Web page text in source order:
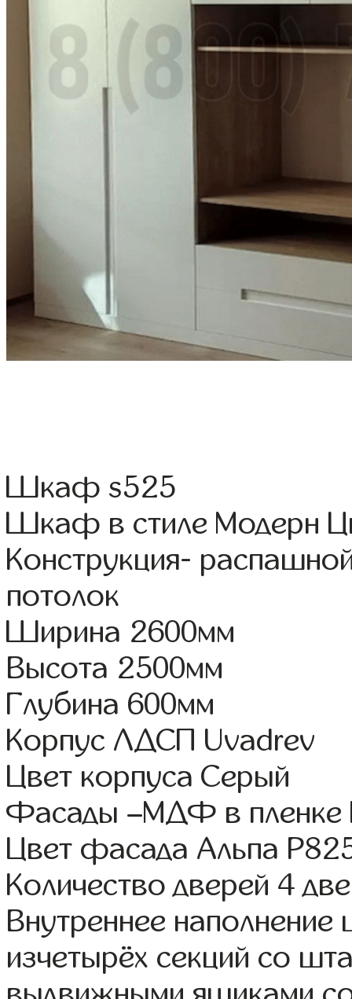
Шкаф s525
Шкаф в стиле Модерн
Конструкция-
потолок
Ширина 2600мм
Высота 2500мм
Глубина 600мм
Корпус ЛДСП Uvadrev
Цвет корпуса Серый
Фасады –МДФ в пленке
Цвет фасада Альпа
Количество дверей 4
Внутреннее
изчетырёх секций со